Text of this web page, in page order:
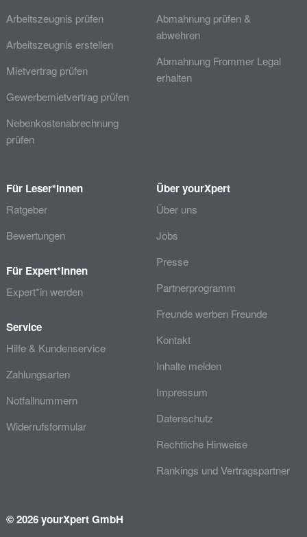
Arbeitszeugnis prüfen
Arbeitszeugnis erstellen
Mietvertrag prüfen
Gewerbemietvertrag prüfen
Nebenkostenabrechnung
prüfen
Abmahnung prüfen &
abwehren
Abmahnung Frommer Legal
erhalten
Für Leser*innen
Ratgeber
Bewertungen
Für Expert*innen
Expert*in werden
Service
Hilfe & Kundenservice
Zahlungsarten
Notfallnummern
Widerrufsformular
Über yourXpert
Über uns
Jobs
Presse
Partnerprogramm
Freunde werben Freunde
Kontakt
Inhalte melden
Impressum
Datenschutz
Rechtliche Hinweise
Rankings und Vertragspartner
© 2026 yourXpert GmbH